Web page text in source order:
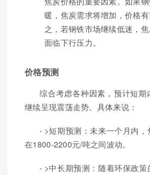
暖，焦炭需求将增加，价格
之，若钢铁市场继续低迷，
面临下行压力。
价格预测
综合考虑各种因素，预计短期
继续呈现震荡走势。具体来说：
- >短期预测：未来一个月内
在1800-2200元/吨之间波动。
- >中长期预测：随着环保政策